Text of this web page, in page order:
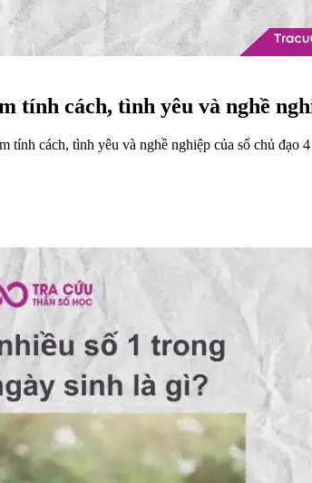
tính cách, tình yêu và nghề
cách, tình yêu và nghề nghiệp của số chủ đạo 4